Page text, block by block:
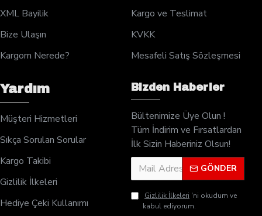
XML Bayilik
Bize Ulaşın
Kargom Nerede?
Kargo ve Teslimat
KVKK
Mesafeli Satış Sözleşmesi
Yardım
Müşteri Hizmetleri
Sıkça Sorulan Sorular
Kargo Takibi
Gizlilik İlkeleri
Hediye Çeki Kullanımı
Bizden Haberler
Bültenimize Üye Olun !
Tüm İndirim ve Fırsatlardan
İlk Sizin Haberiniz Olsun!
GÖNDER
Gizlilik İlkeleri 'ni okudum ve
kabul ediyorum.